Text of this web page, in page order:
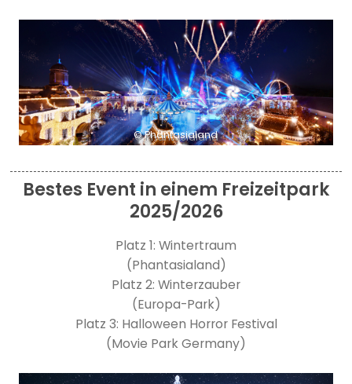
© Phantasialand
Bestes Event in einem Freizeitpark
2025/2026
Platz 1: Wintertraum
(Phantasialand)
Platz 2: Winterzauber
(Europa-Park)
Platz 3: Halloween Horror Festival
(Movie Park Germany)